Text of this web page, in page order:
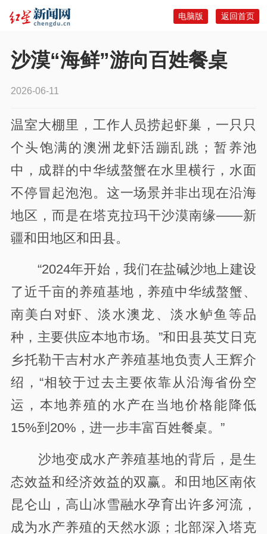
返回首页
电脑版
沙漠“海鲜”游向百姓餐桌
2026-06-11
温室大棚里，工作人员捞起虾巢，一只只
个头饱满的澳洲龙虾活蹦乱跳；暂养池
中，成群的中华绒螯蟹在水里横行，水面
不停冒起泡泡。这一场景并非出现在沿海
地区，而是在塔克拉玛干沙漠南缘——新
疆和田地区和田县。
“2024年开始，我们在盐碱沙地上建设
了近千亩的养殖基地，养殖中华绒螯蟹、
南美白对虾、淡水澳龙、淡水鲈鱼等品
种，主要供应本地市场。”和田县英艾日克
乡托勒干吉村水产养殖基地负责人王辉介
绍，“相较于过去主要依靠从沿海省份空
运，本地养殖的水产在当地价格能降低
15%到20%，进一步丰富百姓餐桌。”
沙地变成水产养殖基地的背后，是生
态效益和经济效益的双赢。和田地区南依
昆仑山，高山冰雪融水孕育出许多河流，
成为水产养殖的天然水源；北部深入塔克